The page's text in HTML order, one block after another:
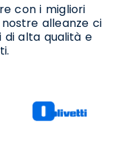
con i migliori
alleanze ci
di alta qualità e